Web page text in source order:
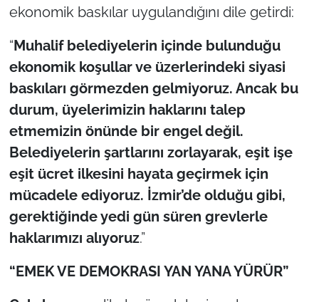
ekonomik baskılar uygulandığını dile getirdi:
“Muhalif belediyelerin içinde bulunduğu
ekonomik koşullar ve üzerlerindeki siyasi
baskıları görmezden gelmiyoruz. Ancak bu
durum, üyelerimizin haklarını talep
etmemizin önünde bir engel değil.
Belediyelerin şartlarını zorlayarak, eşit işe
eşit ücret ilkesini hayata geçirmek için
mücadele ediyoruz. İzmir’de olduğu gibi,
gerektiğinde yedi gün süren grevlerle
haklarımızı alıyoruz.”
“EMEK VE DEMOKRASI YAN YANA YÜRÜR”